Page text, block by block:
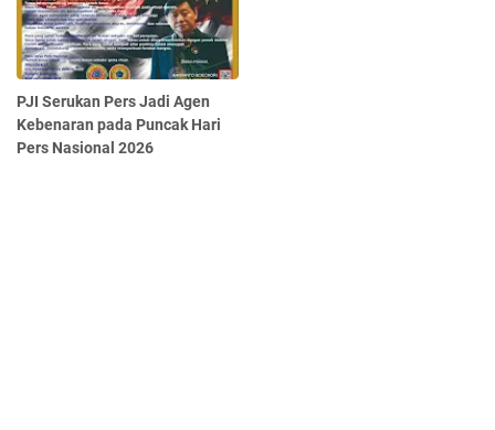
PJI Serukan Pers Jadi Agen
Kebenaran pada Puncak Hari
Pers Nasional 2026